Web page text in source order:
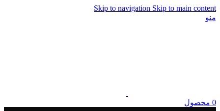
Skip to navigation Skip to main content
منو
0 محصول